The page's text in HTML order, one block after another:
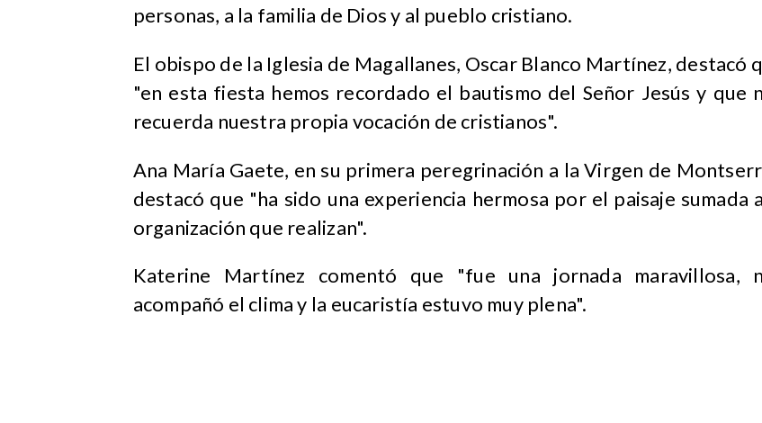
personas, a la familia de Dios y al pueblo cristiano.
El obispo de la Iglesia de Magallanes, Oscar Blanco Martínez, destacó
"en esta fiesta hemos recordado el bautismo del Señor Jesús y que
recuerda nuestra propia vocación de cristianos".
​Ana María Gaete, en su primera peregrinación a la Virgen de
destacó que "ha sido una experiencia hermosa por el paisaje sumada
organización que realizan".
Katerine Martínez comentó que "fue una jornada maravillosa,
acompañó el clima y la eucaristía estuvo muy plena".